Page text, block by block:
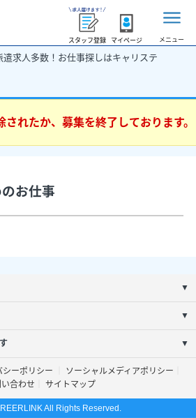
スタッフ登録 マイページ メニュー
遣求人多数！お仕事探しはキャリステ
されたか、募集を終了しております。
お仕事
▼
▼
▼
シーポリシー
ソーシャルメディアポリシー
合わせ
サイトマップ
All Rights Reserved.